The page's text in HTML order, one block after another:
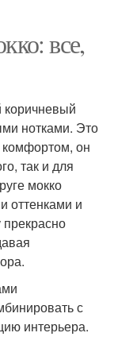
все,
коричневый
нотками. Это
комфортом, он
так и для
мокко
оттенками и
с
интерьера.